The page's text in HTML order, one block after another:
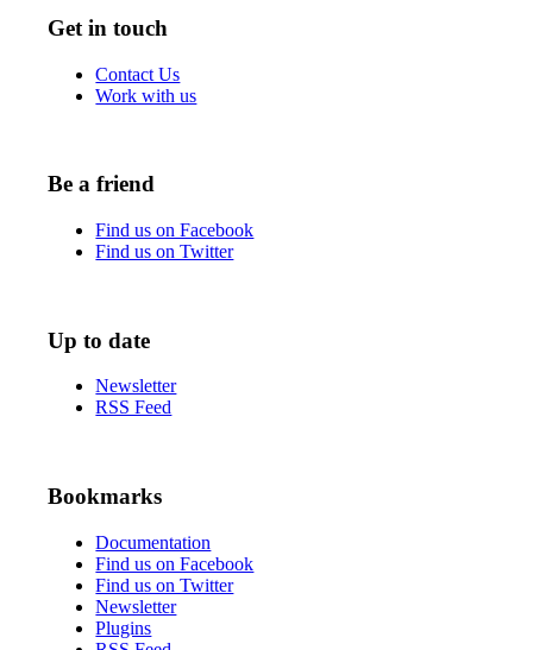
Get in touch
Contact Us
Work with us
Be a friend
Find us on Facebook
Find us on Twitter
Up to date
Newsletter
RSS Feed
Bookmarks
Documentation
Find us on Facebook
Find us on Twitter
Newsletter
Plugins